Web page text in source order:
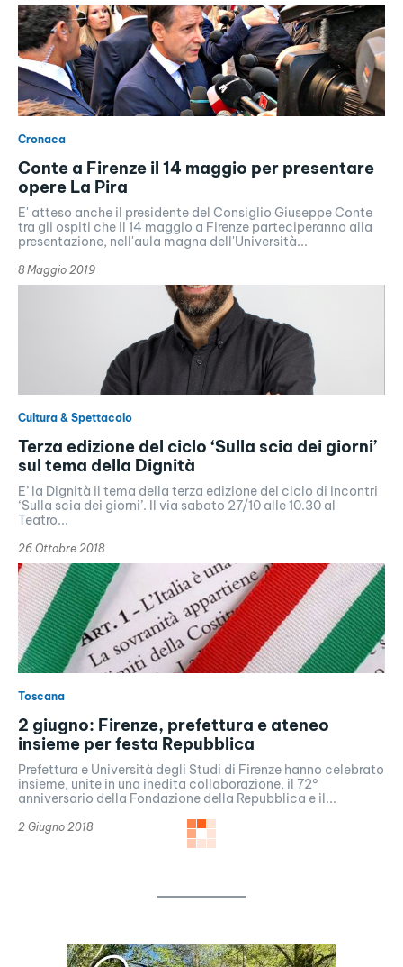
Cronaca
Conte a Firenze il 14 maggio per presentare
opere La Pira
E' atteso anche il presidente del Consiglio Giuseppe Conte
tra gli ospiti che il 14 maggio a Firenze parteciperanno alla
presentazione, nell'aula magna dell'Università...
8 Maggio 2019
Cultura & Spettacolo
Terza edizione del ciclo ‘Sulla scia dei giorni’
sul tema della Dignità
E’ la Dignità il tema della terza edizione del ciclo di incontri
‘Sulla scia dei giorni’. Il via sabato 27/10 alle 10.30 al
Teatro...
26 Ottobre 2018
Toscana
2 giugno: Firenze, prefettura e ateneo
insieme per festa Repubblica
Prefettura e Università degli Studi di Firenze hanno celebrato
insieme, unite in una inedita collaborazione, il 72°
anniversario della Fondazione della Repubblica e il...
2 Giugno 2018